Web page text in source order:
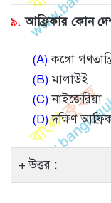
৯. আফ্রিকার কোন
(A)কঙ্গো
(B)মালাউই
(C)নাইজেরিয়া
(D)দক্ষিণ
উত্তর :